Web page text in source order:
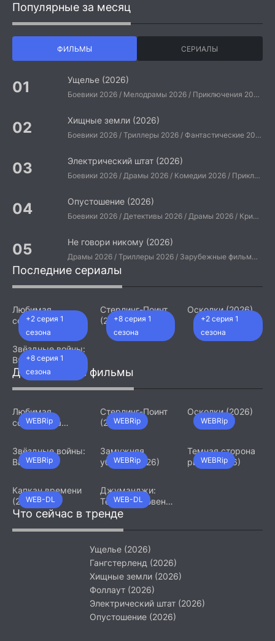
Популярные за месяц
ФИЛЬМЫ СЕРИАЛЫ
Ущелье (2026)
Боевики 2026 / Мелодрамы 2026 / Приключения 2026 / Ужасы 2026 / Фантастические 2026 / Зарубежные фильмы 2026 / Американские фильмы / Фильмы 2026
Хищные земли (2026)
Боевики 2026 / Триллеры 2026 / Фантастические 2026 / Зарубежные фильмы 2026 / Американские фильмы / Фильмы 2026
Электрический штат (2026)
Боевики 2026 / Драмы 2026 / Комедии 2026 / Приключения 2026 / Фантастические 2026 / Зарубежные фильмы 2026 / Американские фильмы / Фильмы 2026
Опустошение (2026)
Боевики 2026 / Детективы 2026 / Драмы 2026 / Криминальные фильмы 2026 / Триллеры 2026 / Зарубежные фильмы 2026 / Американские фильмы / Фильмы 2026
Не говори никому (2026)
Драмы 2026 / Триллеры 2026 / Зарубежные фильмы 2026 / Американские фильмы / Фильмы 2026
Последние сериалы
+2 серия 1
сезона
Любимая
сотрудница
(2026)
+8 серия 1
сезона
Стерлинг-Поинт
(2026)
+2 серия 1
сезона
Осколки (2026)
+8 серия 1
сезона
Звёздные войны:
Видения.
Девятый джедай
(2026)
Добавленные фильмы
WEBRip
Любимая
сотрудница
WEBRip
Стерлинг-Поинт
(2026)
WEBRip
Осколки (2026)
WEBRip
Звёздные войны:
Видения.
WEBRip
Замужняя
убийца (2026)
WEBRip
Темная сторона
ринга (2026)
WEB-DL
Капкан времени
(2026)
WEB-DL
Джуманджи:
Тёмный уровень
(2026)
Что сейчас в тренде
Ущелье (2026)
Гангстерленд (2026)
Хищные земли (2026)
Фоллаут (2026)
Электрический штат (2026)
Опустошение (2026)